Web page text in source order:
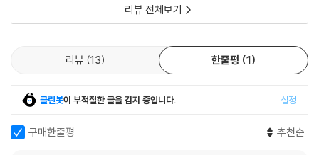
카지노가 돈 버는 방법, 큰 수의 법칙
우연의 법칙 vs. 필연의 법칙
부자가 3대를 못 가는 이유
생로병사라는 유기체의 리듬
엔트로피 증가의 법칙
리뷰 전체보기
리뷰 13 한줄평 1
클린봇이 부적절한 글을 감지 중입니다. 설정
구매한줄평 추천순